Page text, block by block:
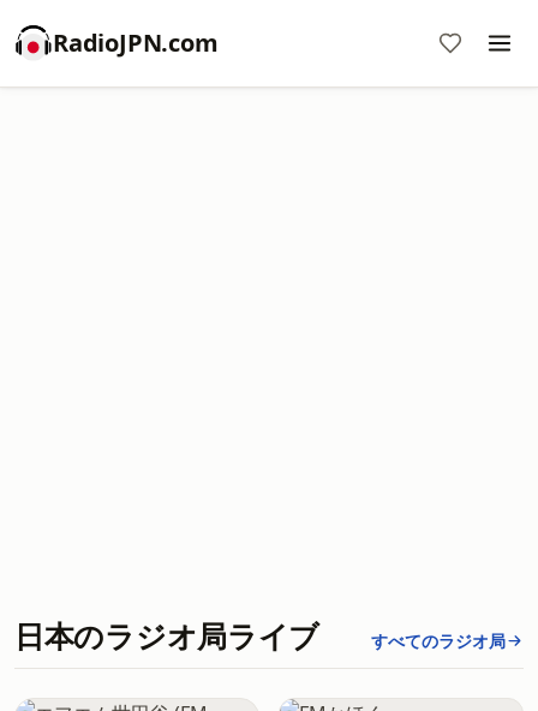
RadioJPN.com
日本のラジオ局ライブ すべてのラジオ局